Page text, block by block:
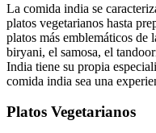
La comida india se
platos vegetarianos hasta
platos más emblemáticos
biryani, el samosa, el
India tiene su propia
comida india sea una
Platos Vegetarianos